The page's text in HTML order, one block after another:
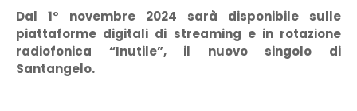
Dal 1° novembre 2024 sarà disponibile sulle
piattaforme digitali di streaming e in rotazione
radiofonica “Inutile”, il nuovo singolo di
Santangelo.